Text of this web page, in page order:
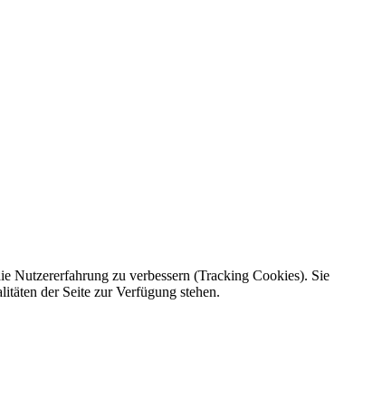
Nutzererfahrung zu verbessern (Tracking Cookies). Sie
der Seite zur Verfügung stehen.